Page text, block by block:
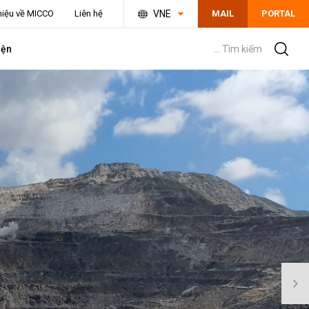
về MICCO Liên hệ VNE PORTAL
MAIL
... Tìm kiếm